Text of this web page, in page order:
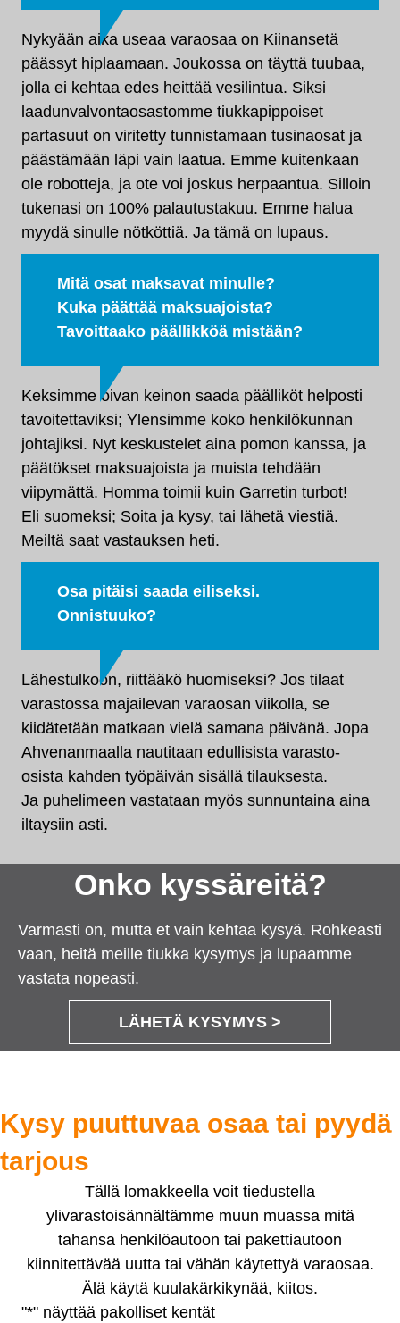
Nykyään aika useaa varaosaa on Kiinansetä
päässyt hiplaamaan. Joukossa on täyttä tuubaa,
jolla ei kehtaa edes heittää vesilintua. Siksi
laadunvalvontaosastomme tiukkapippoiset
partasuut on viritetty tunnistamaan tusinaosat ja
päästämään läpi vain laatua. Emme kuitenkaan
ole robotteja, ja ote voi joskus herpaantua. Silloin
tukenasi on 100% palautustakuu. Emme halua
myydä sinulle nötköttiä. Ja tämä on lupaus.
Mitä osat maksavat minulle?
Kuka päättää maksuajoista?
Tavoittaako päällikköä mistään?
Keksimme oivan keinon saada päälliköt helposti
tavoitettaviksi; Ylensimme koko henkilökunnan
johtajiksi. Nyt keskustelet aina pomon kanssa, ja
päätökset maksuajoista ja muista tehdään
viipymättä. Homma toimii kuin Garretin turbot!
Eli suomeksi; Soita ja kysy, tai lähetä viestiä.
Meiltä saat vastauksen heti.
Osa pitäisi saada eiliseksi.
Onnistuuko?
Lähestulkoon, riittääkö huomiseksi? Jos tilaat
varastossa majailevan varaosan viikolla, se
kiidätetään matkaan vielä samana päivänä. Jopa
Ahvenanmaalla nautitaan edullisista varasto-
osista kahden työpäivän sisällä tilauksesta.
Ja puhelimeen vastataan myös sunnuntaina aina
iltaysiin asti.
Onko kyssäreitä?
Varmasti on, mutta et vain kehtaa kysyä. Rohkeasti
vaan, heitä meille tiukka kysymys ja lupaamme
vastata nopeasti.
LÄHETÄ KYSYMYS >
Kysy puuttuvaa osaa tai pyydä
tarjous
Tällä lomakkeella voit tiedustella
ylivarastoisännältämme muun muassa mitä
tahansa henkilöautoon tai pakettiautoon
kiinnitettävää uutta tai vähän käytettyä varaosaa.
Älä käytä kuulakärkikynää, kiitos.
"*" näyttää pakolliset kentät